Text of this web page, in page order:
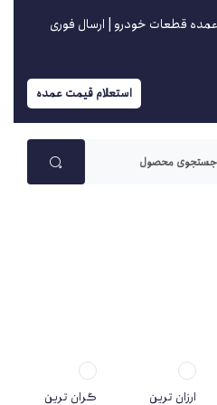
قطعات خودرو | ارسال فوری
استعلام قیمت عمده
ارزان ترین گران ترین